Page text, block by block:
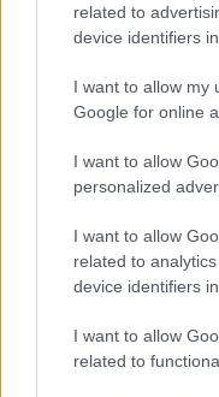
related to
device identifiers
I want to allow my
Google for online
I want to allow
personalized
I want to allow
related to
device identifiers
I want to allow
related to
Το προϊόν
Α' Χημικής
Χημείου του
διαπιστώθηκε
Επειδή το εν
με την καζεΐνη
επισήμανση , ο
ανάκληση του
παρτίδας από το
εσωτερική
εξέλιξη οι